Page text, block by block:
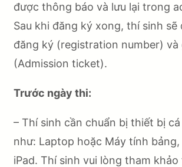
được thông báo và lưu lại trong
Sau khi đăng ký xong, thí sinh sẽ
đăng ký (registration number) và
(Admission ticket).
Trước ngày thi:
– Thí sinh cần chuẩn bị thiết bị
như: Laptop hoặc Máy tính
iPad. Thí sinh vui lòng tham khảo